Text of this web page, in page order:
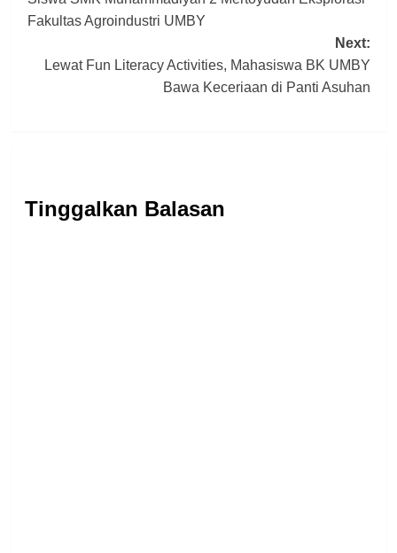
navigation
Fakultas Agroindustri UMBY
Next:
Lewat Fun Literacy Activities, Mahasiswa BK UMBY
Bawa Keceriaan di Panti Asuhan
Tinggalkan Balasan